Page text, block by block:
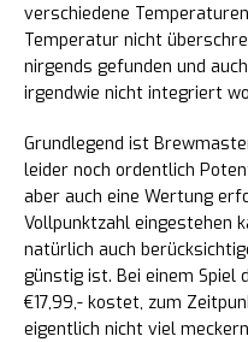
verschiedene
Temperatur nicht
nirgends gefunden und
irgendwie nicht integriert
Grundlegend ist
leider noch ordentlich
aber auch eine Wertung
Vollpunktzahl eingestehen
natürlich auch
günstig ist. Bei einem Spiel
€17,99,- kostet, zum
eigentlich nicht viel